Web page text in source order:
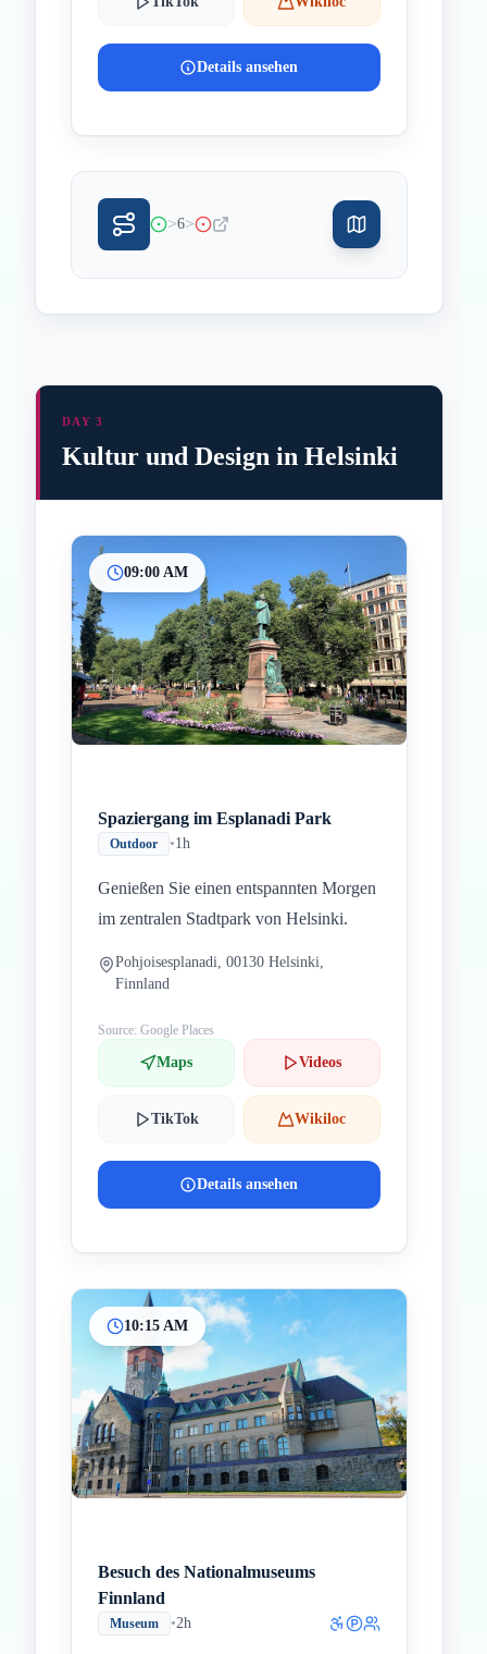
Details ansehen
>6>
InicioParadas intermedias
Final
DAY 3
Kultur und Design in Helsinki
09:00 AM
Spaziergang im Esplanadi Park
Outdoor •1h
Genießen Sie einen entspannten Morgen
im zentralen Stadtpark von Helsinki.
Pohjoisesplanadi, 00130 Helsinki,
Finnland
Source: Google Places
Maps Videos
TikTok Wikiloc
Details ansehen
10:15 AM
Besuch des Nationalmuseums
Finnland
Museum •2h